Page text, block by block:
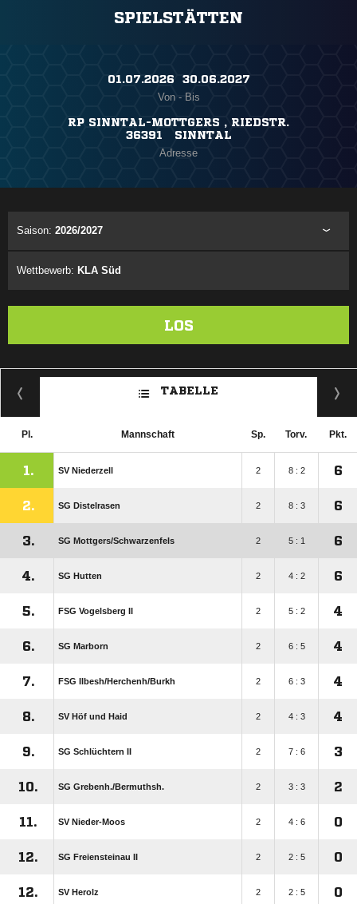
SPIELSTÄTTEN
01.07.2026 ​ 30.06.2027
Von - Bis
RP SINNTAL-MOTTGERS , RIEDSTR.
36391 SINNTAL
Adresse
Saison: 2026/2027
Wettbewerb: KLA Süd
LOS
TABELLE
Pl. Mannschaft Sp. Torv. Pkt.
1. SV Niederzell 2 8 : 2 6
2. SG Distelrasen 2 8 : 3 6
3. SG Mottgers/​Schwarzenfels 2 5 : 1 6
4. SG Hutten 2 4 : 2 6
5. FSG Vogelsberg II 2 5 : 2 4
6. SG Marborn 2 6 : 5 4
7. FSG Ilbesh/​Herchenh/​Burkh 2 6 : 3 4
8. SV Höf und Haid 2 4 : 3 4
9. SG Schlüchtern II 2 7 : 6 3
10. SG Grebenh./​Bermuthsh. 2 3 : 3 2
11. SV Nieder-Moos 2 4 : 6 0
12. SG Freiensteinau II 2 2 : 5 0
12. SV Herolz 2 2 : 5 0